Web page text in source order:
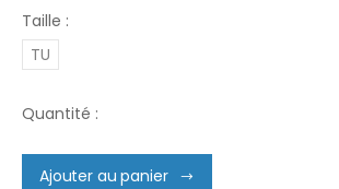
Taille :
TU
Quantité :
Ajouter au panier